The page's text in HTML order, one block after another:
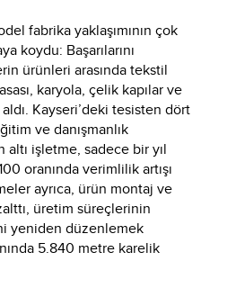
fabrika yaklaşımının çok
koydu: Başarılarını
ürünleri arasında tekstil
karyola, çelik kapılar ve
Kayseri’deki tesisten dört
ve danışmanlık
altı işletme, sadece bir yıl
oranında verimlilik artışı
ayrıca, ürün montaj ve
üretim süreçlerinin
yeniden düzenlemek
5.840 metre karelik